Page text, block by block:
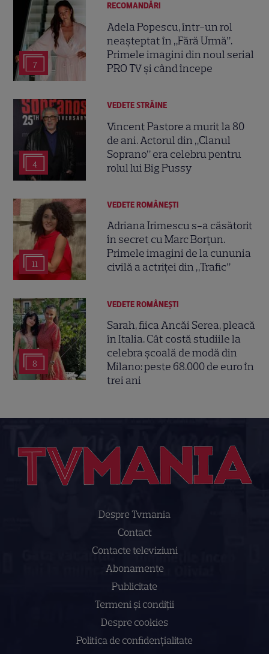
7
RECOMANDĂRI
Adela Popescu, într-un rol
neașteptat în „Fără Urmă”.
Primele imagini din noul serial
PRO TV și când începe
4
VEDETE STRĂINE
Vincent Pastore a murit la 80
de ani. Actorul din „Clanul
Soprano” era celebru pentru
rolul lui Big Pussy
11
VEDETE ROMÂNEŞTI
Adriana Irimescu s-a căsătorit
în secret cu Marc Borțun.
Primele imagini de la cununia
civilă a actriței din „Trafic”
8
VEDETE ROMÂNEŞTI
Sarah, fiica Ancăi Serea, pleacă
în Italia. Cât costă studiile la
celebra școală de modă din
Milano: peste 68.000 de euro în
trei ani
Despre Tvmania
Contact
Contacte televiziuni
Abonamente
Publicitate
Termeni și condiții
Despre cookies
Politica de confidenţialitate